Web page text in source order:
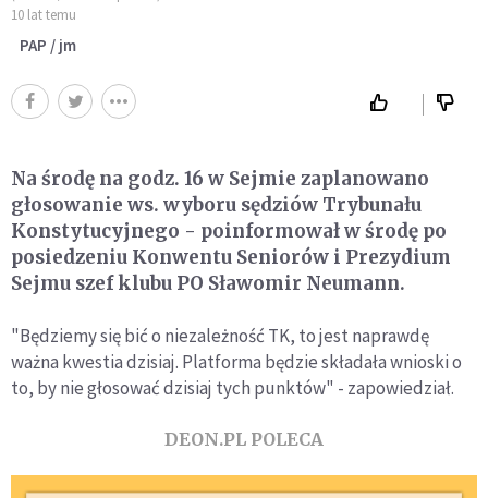
10 lat temu
PAP / jm
Na środę na godz. 16 w Sejmie zaplanowano
głosowanie ws. wyboru sędziów Trybunału
Konstytucyjnego - poinformował w środę po
posiedzeniu Konwentu Seniorów i Prezydium
Sejmu szef klubu PO Sławomir Neumann.
"Będziemy się bić o niezależność TK, to jest naprawdę
ważna kwestia dzisiaj. Platforma będzie składała wnioski o
to, by nie głosować dzisiaj tych punktów" - zapowiedział.
DEON.PL POLECA